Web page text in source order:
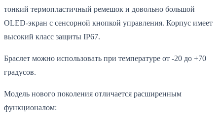
тонкий термопластичный ремешок и довольно большой
OLED-экран с сенсорной кнопкой управления. Корпус имеет
высокий класс защиты IP67.
Браслет можно использовать при температуре от -20 до +70
градусов.
Модель нового поколения отличается расширенным
функционалом: